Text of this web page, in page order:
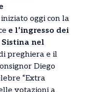
oggi con la
e l’ingresso dei
nel
preghiera e il
Diego
“Extra
votazioni a